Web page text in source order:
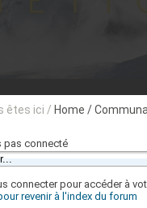
êtes ici / Home /
pas connecté
connecter pour accéder à
revenir à l'index du forum